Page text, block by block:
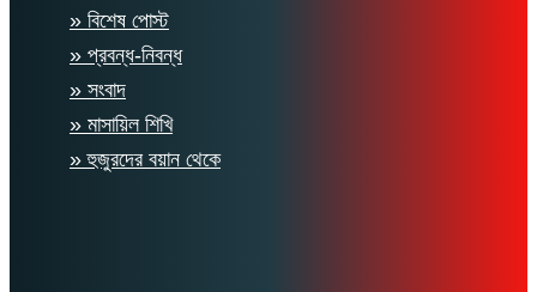
» বিশেষ পোস্ট
» প্রবন্ধ-নিবন্ধ
» সংবাদ
» মাসায়িল শিখি
» হুজুরদের বয়ান থেকে